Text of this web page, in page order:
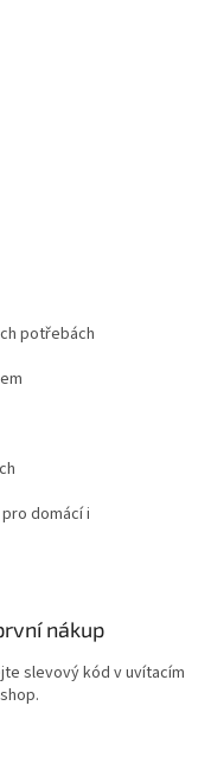
potřebách
domácí i
nákup
slevový kód v uvítacím